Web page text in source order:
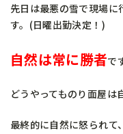
先日は最悪の雪で現場に
す。(日曜出勤決定！)
自然は常に勝者で
どうやってものり面屋は
最終的に自然に怒られて、